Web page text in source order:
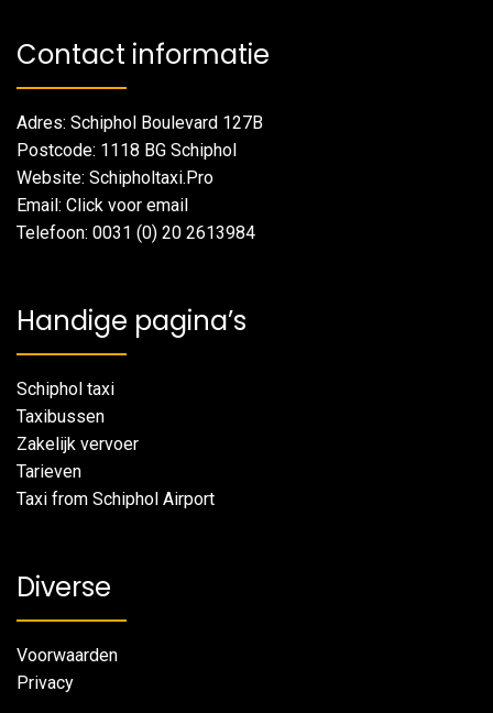
Contact informatie
Adres: Schiphol Boulevard 127B
Postcode: 1118 BG Schiphol
Website: Schipholtaxi.Pro
Email: Click voor email
Telefoon: 0031 (0) 20 2613984
Handige pagina’s
Schiphol taxi
Taxibussen
Zakelijk vervoer
Tarieven
Taxi from Schiphol Airport
Diverse
Voorwaarden
Privacy